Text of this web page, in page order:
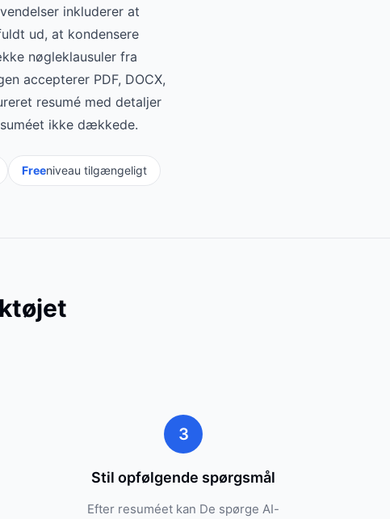
inkluderer at
ud, at kondensere
nøgleklausuler fra
accepterer PDF, DOCX,
resumé med detaljer
ikke dækkede.
Freeniveau tilgængeligt
3
Stil opfølgende spørgsmål
Efter resuméet kan De spørge AI-